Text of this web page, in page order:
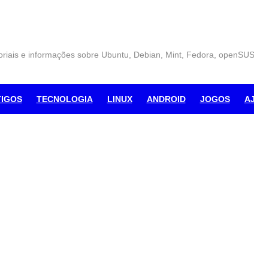
e informações sobre Ubuntu, Debian, Mint, Fedora,
TECNOLOGIA LINUX ANDROID JOGOS